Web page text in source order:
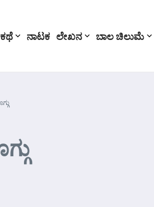
ಕಥೆ ನಾಟಕ ಲೇಖನ ಬಾಲ ಚಿಲುಮೆ